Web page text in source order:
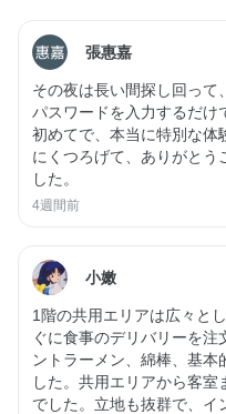
張惠嘉
その夜は長い間探し回って
パスワードを入力するだけ
初めてで、本当に特別な体
にくつろげて、ありがとう
した。
4週間前
小嫩
1階の共用エリアは広々と
ぐに食事のデリバリーを
ントラーメン、綿棒、基本
した。共用エリアから客
でした。立地も抜群で、イ